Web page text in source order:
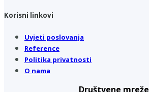
Korisni linkovi
Uvjeti poslovanja
Reference
Politika privatnosti
O nama
Društvene mreže